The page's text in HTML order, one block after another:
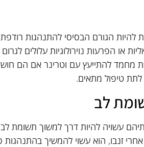
להיות הגורם הבסיסי להתנהגות
או הפרעות נוירולוגיות עלולים
מחמד להתייעץ עם וטרינר אם הם
לתת טיפול מתאים.
לב
עשויה להיות דרך למשוך
זנבו, הוא עשוי להמשיך